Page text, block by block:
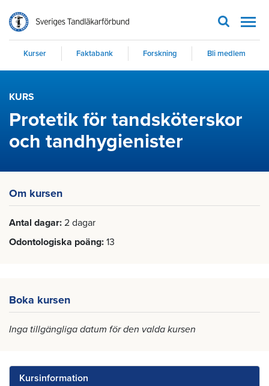
Kurser Faktabank Forskning Bli medlem
KURS
Protetik för tandsköterskor
och tandhygienister
Om kursen
Antal dagar 2 dagar
Odontologiska poäng 13
Boka kursen
Inga tillgängliga datum för den valda kursen
Kursinformation